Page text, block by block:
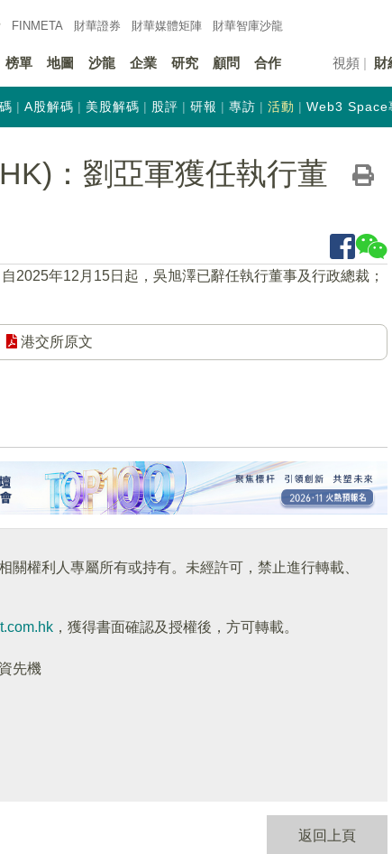
FINMETA 財華證券 財華媒體矩陣 財華智庫沙龍
榜單 地圖 沙龍 企業 研究 顧問 合作 視頻 財
A股解碼 美股解碼 股評 研報 專訪 活動 Web3 Space
：劉亞軍獲任執行董
2025年12月15日起，吳旭澤已辭任執行董事及行政總裁；
港交所原文
關權利人專屬所有或持有。未經許可，禁止進行轉載、
，獲得書面確認及授權後，方可轉載。
先機
返回上頁